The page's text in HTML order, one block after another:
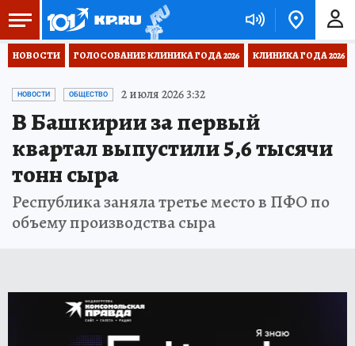
НОВОСТИ ГОЛОСОВАНИЕ КЛИНИКА ГОДА 2026 КЛИНИКА ГОДА 2026
НОВОСТИ ОБЩЕСТВО 2 июля 2026 3:32
В Башкирии за первый
квартал выпустили 5,6 тысячи
тонн сыра
Республика заняла третье место в ПФО по
объему производства сыра